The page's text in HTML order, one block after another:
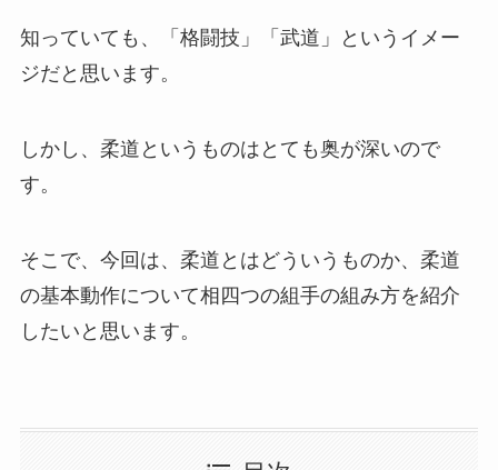
知っていても、「格闘技」「武道」というイメー
ジだと思います。
しかし、柔道というものはとても奥が深いので
す。
そこで、今回は、柔道とはどういうものか、柔道
の基本動作について相四つの組手の組み方を紹介
したいと思います。